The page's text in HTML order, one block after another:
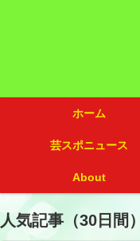
ホーム
芸スポニュース
About
人気記事（30日間）